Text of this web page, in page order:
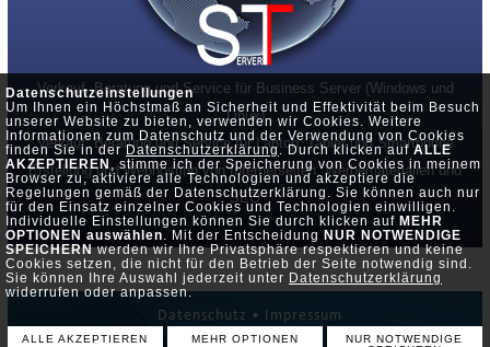
Datenschutzeinstellungen
Um Ihnen ein Höchstmaß an Sicherheit und Effektivität beim Besuch
unserer Website zu bieten, verwenden wir Cookies. Weitere
Informationen zum Datenschutz und der Verwendung von Cookies
finden Sie in derDatenschutzerklärung. Durch klicken aufALLE
AKZEPTIEREN, stimme ich der Speicherung von Cookies in meinem
Browser zu, aktiviere alle Technologien und akzeptiere die
Regelungen gemäß der Datenschutzerklärung. Sie können auch nur
für den Einsatz einzelner Cookies und Technologien einwilligen.
Individuelle Einstellungen können Sie durch klicken auf MEHR
OPTIONEN auswählen. Mit der Entscheidung NUR NOTWENDIGE
SPEICHERNwerden wir Ihre Privatsphäre respektieren und keine
Cookies setzen, die nicht für den Betrieb der Seite notwendig sind.
Sie können Ihre Auswahl jederzeit unter Datenschutzerklärung
widerrufen oder anpassen.
ALLE AKZEPTIEREN MEHR OPTIONEN
NUR NOTWENDIGE
Verkauf, Beratung und Service für Business Server (Windows und
Linux)
Verkauf, Beratung und Service für Laptop, Tablet und Smartphone
Erstellung und Webhosting von Internetseiten, Werbematerialien und
SEO
Datenschutz • Impressum